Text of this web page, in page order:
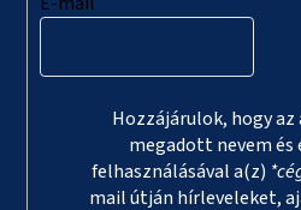
Hozzájárulok, hogy
megadott nevem
felhasználásával a(z)
mail útján hírleveleket,